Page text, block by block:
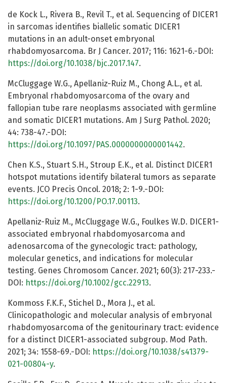
de Kock L., Rivera B., Revil T., et al. Sequencing of DICER1
in sarcomas identifies biallelic somatic DICER1
mutations in an adult-onset embryonal
rhabdomyosarcoma. Br J Cancer. 2017; 116: 1621-6.-DOI:
https://doi.org/10.1038/bjc.2017.147.
McCluggage W.G., Apellaniz-Ruiz M., Chong A.L., et al.
Embryonal rhabdomyosarcoma of the ovary and
fallopian tube rare neoplasms associated with germline
and somatic DICER1 mutations. Am J Surg Pathol. 2020;
44: 738-47.-DOI:
https://doi.org/10.1097/PAS.0000000000001442.
Chen K.S., Stuart S.H., Stroup E.K., et al. Distinct DICER1
hotspot mutations identify bilateral tumors as separate
events. JCO Precis Oncol. 2018; 2: 1-9.-DOI:
https://doi.org/10.1200/PO.17.00113.
Apellaniz-Ruiz M., McCluggage W.G., Foulkes W.D. DICER1-
associated embryonal rhabdomyosarcoma and
adenosarcoma of the gynecologic tract: pathology,
molecular genetics, and indications for molecular
testing. Genes Chromosom Cancer. 2021; 60(3): 217-233.-
DOI: https://doi.org/10.1002/gcc.22913.
Kommoss F.K.F., Stichel D., Mora J., et al.
Clinicopathologic and molecular analysis of embryonal
rhabdomyosarcoma of the genitourinary tract: evidence
for a distinct DICER1-associated subgroup. Mod Path.
2021; 34: 1558-69.-DOI: https://doi.org/10.1038/s41379-
021-00804-y.